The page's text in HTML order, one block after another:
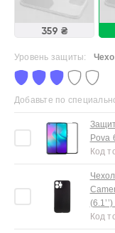
359 ₴
Уровень защиты:
Добавьте по
Pova
Код
Код